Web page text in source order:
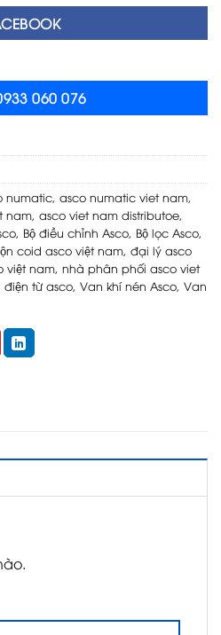
060 076
numatic, asco numatic viet nam,
nam, asco viet nam distributoe,
, Bộ điều chỉnh Asco, Bộ lọc Asco,
coid asco việt nam, đại lý asco
việt nam, nhà phân phối asco viet
điện từ asco, Van khí nén Asco, Van